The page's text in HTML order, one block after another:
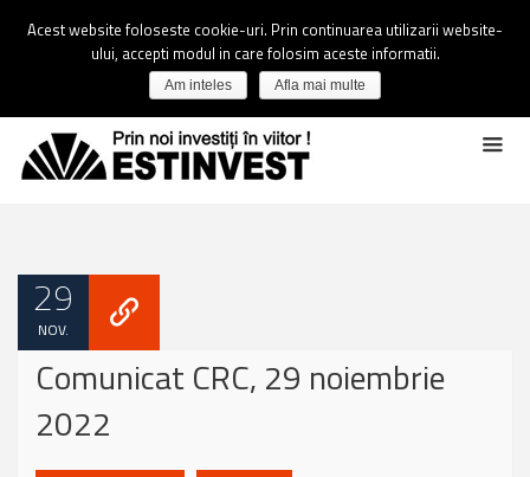
29
NOV.
Comunicat CRC, 29 noiembrie
2022
Acest website foloseste cookie-uri. Prin continuarea utilizarii website-
ului, accepti modul in care folosim aceste informatii.
Am inteles Afla mai multe